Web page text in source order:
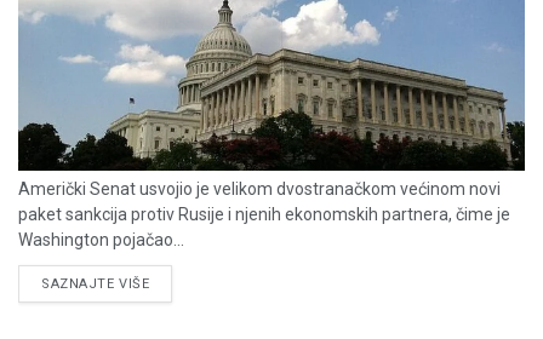
Američki Senat usvojio je velikom dvostranačkom većinom novi
paket sankcija protiv Rusije i njenih ekonomskih partnera, čime je
Washington pojačao...
SAZNAJTE VIŠEDETAILS